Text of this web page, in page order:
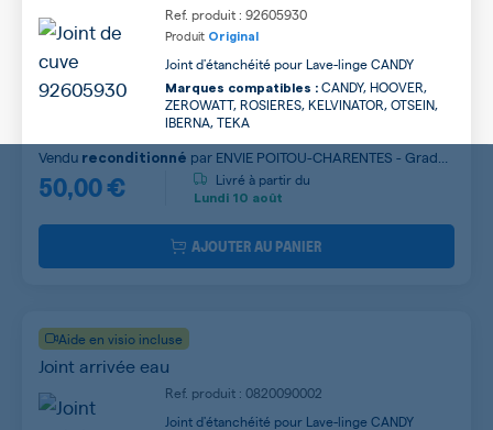
Ref. produit : 92605930
Produit Original
Joint d'étanchéité pour Lave-linge CANDY
Marques compatibles : CANDY, HOOVER,
ZEROWATT, ROSIERES, KELVINATOR, OTSEIN,
IBERNA, TEKA
50,00 €
Vendu reconditionné par ENVIE POITOU-CHARENTES - Grade
A
Livré à partir du
Lundi 10 août
AJOUTER AU PANIER
Aide en visio incluse
Joint arrivée eau
Ref. produit : 0820090002
Joint d'étanchéité pour Lave-linge CANDY